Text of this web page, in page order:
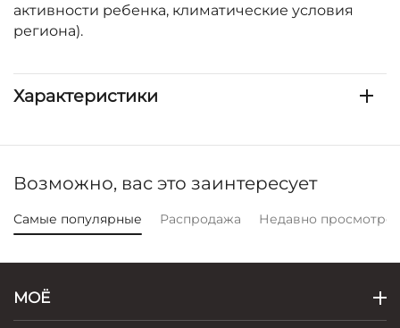
активности ребенка, климатические условия
региона).
Характеристики
Возможно, вас это заинтересует
Самые популярные Распродажа Недавно
МОЁ